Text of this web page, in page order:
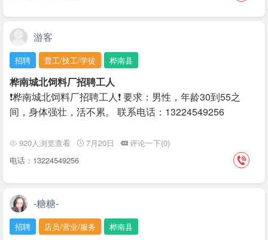
游客
招聘 普工/技工/学徒 桦南县
桦南城北饲料厂招聘工人
❗️桦南城北饲料厂招聘工人❗️ 要求：男性，年龄30到55之
间，身体强壮，活不累。 联系电话：13224549256
920人浏览查看 7月20日
评论一下(0)
电话：13224549256
-糖糖-
招聘 店员/营业/服务 桦南县